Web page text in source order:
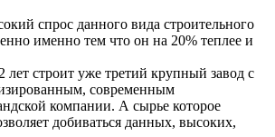
спрос данного вида строительного
именно тем что он на 20% теплее и
лет строит уже третий крупный завод с
современным
компании. А сырье которое
добиваться данных, высоких,